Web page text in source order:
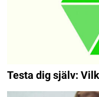
Testa dig själv: